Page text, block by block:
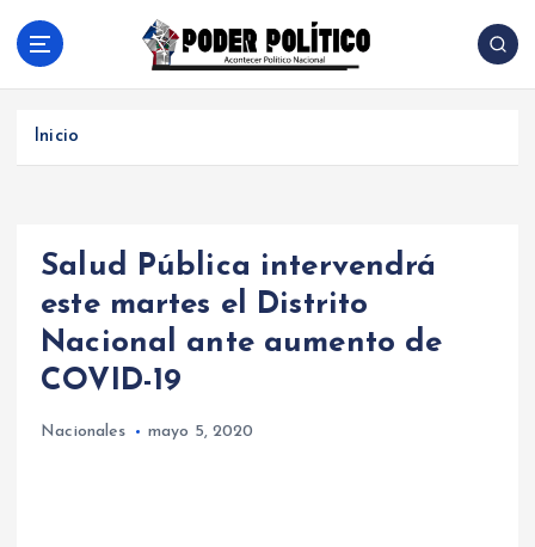
Acontecer Politico Nacional
Inicio
Salud Pública intervendrá
este martes el Distrito
Nacional ante aumento de
COVID-19
Nacionales mayo 5, 2020